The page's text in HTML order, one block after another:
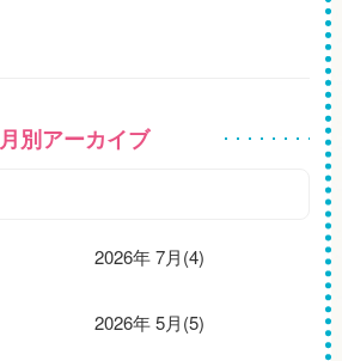
月別アーカイブ
2026年 7月(4)
2026年 5月(5)